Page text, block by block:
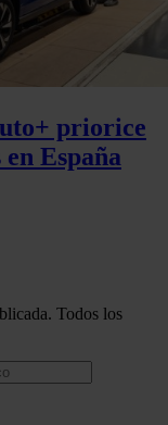
priorice
España
Todos los